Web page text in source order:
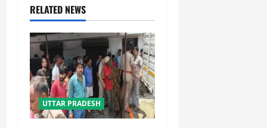
i
g
a
t
i
RELATED NEWS
UTTAR PRADESH